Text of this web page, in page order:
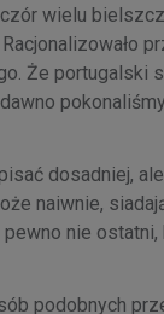
wielu
Że portugalski
dosadniej,
naiwnie,
nie ostatni,
podobnych